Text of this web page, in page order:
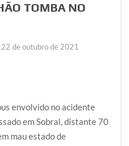
TOMBA NO
22 de outubro de 2021
envolvido no acidente
em Sobral, distante 70
mau estado de